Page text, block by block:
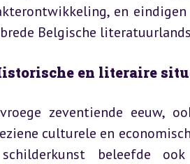
en
Belgische
en literaire
zeventiende eeuw,
culturele en
beleefde